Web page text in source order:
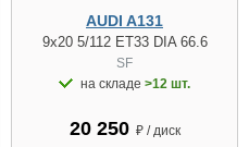
AUDI A131
9x20 5/112 ET33 DIA 66.6
SF
на складе >12 шт.
20 250 ₽ / диск